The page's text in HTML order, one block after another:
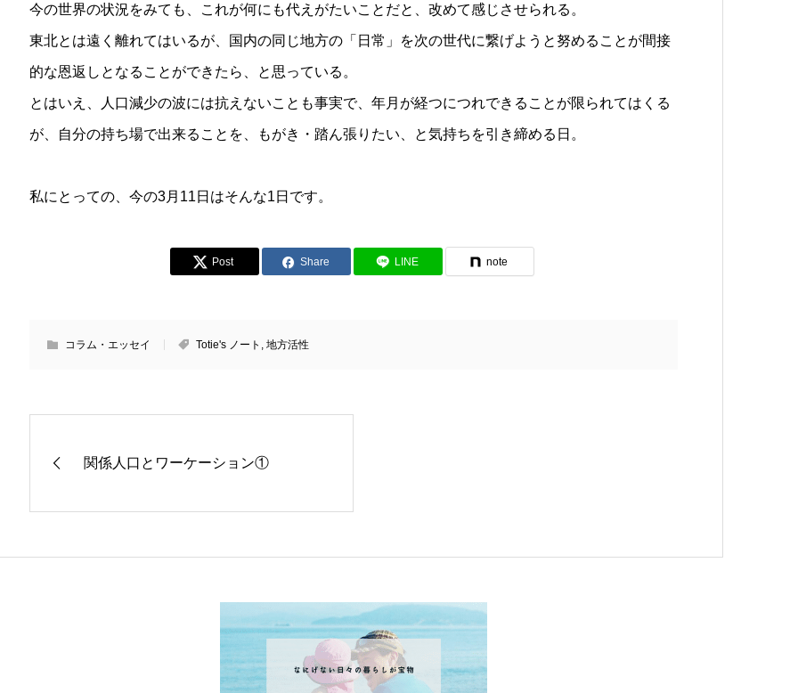
今の世界の状況をみても、これが何にも代えがたいことだと、改めて感じさせられる。
東北とは遠く離れてはいるが、国内の同じ地方の「日常」を次の世代に繋げようと努めることが間接
的な恩返しとなることができたら、と思っている。
とはいえ、人口減少の波には抗えないことも事実で、年月が経つにつれできることが限られてはくる
が、自分の持ち場で出来ることを、もがき・踏ん張りたい、と気持ちを引き締める日。
私にとっての、今の3月11日はそんな1日です。
Post Share LINE note
コラム・エッセイ Totie's ノート 地方活性
関係人口とワーケーション①